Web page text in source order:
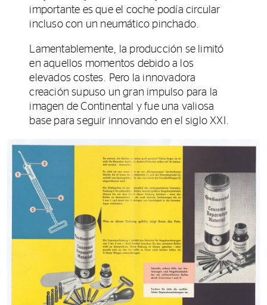
importante es que el coche podía circular
incluso con un neumático pinchado.
Lamentablemente, la producción se limitó
en aquellos momentos debido a los
elevados costes. Pero la innovadora
creación supuso un gran impulso para la
imagen de Continental y fue una valiosa
base para seguir innovando en el siglo XXI.